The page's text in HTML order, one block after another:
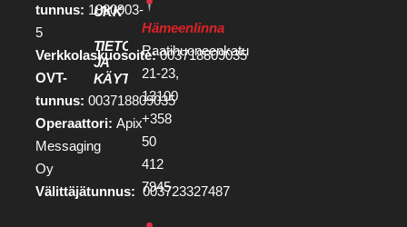
tunnus: 1880903-
5
Verkkolaskuosoite:003718809035
OVT-
tunnus: 003718809035
Operaattori: Apix
Messaging
Oy
Välittäjätunnus: 003723327487
UKK
TIETOSUOJA
JA
KÄYTTÖEHDOT
Hämeenlinna
Raatihuoneenkatu
21-23,
13100
+358
50
412
7945